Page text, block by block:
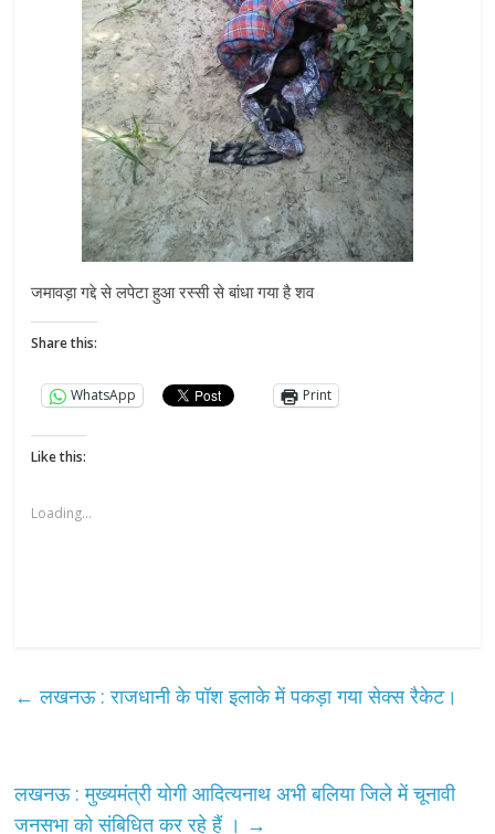
जमावड़ा गद्दे से लपेटा हुआ रस्सी से बांधा गया है शव
Share this:
WhatsApp Print
Like this:
Loading...
← लखनऊ : राजधानी के पॉश इलाके में पकड़ा गया सेक्स रैकेट।
लखनऊ : मुख्यमंत्री योगी आदित्यनाथ अभी बलिया जिले में चूनावी
जनसभा को संबिधित कर रहे हैं । →